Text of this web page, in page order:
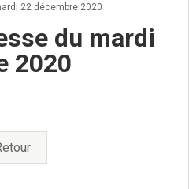
22 décembre 2020
du mardi
2020